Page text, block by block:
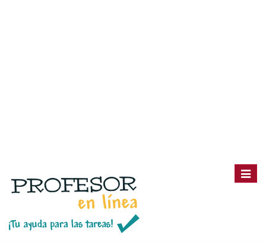
Toggle